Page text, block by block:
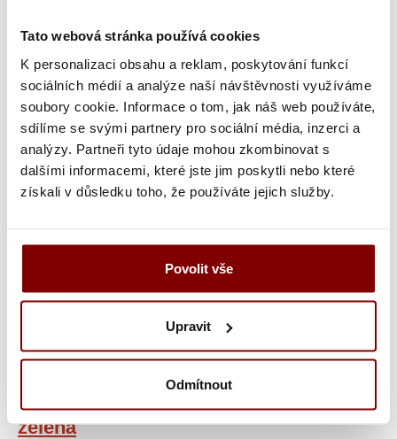
Tato webová stránka používá cookies
K personalizaci obsahu a reklam, poskytování funkcí
sociálních médií a analýze naší návštěvnosti využíváme
soubory cookie. Informace o tom, jak náš web používáte,
sdílíme se svými partnery pro sociální média, inzerci a
analýzy. Partneři tyto údaje mohou zkombinovat s
dalšími informacemi, které jste jim poskytli nebo které
získali v důsledku toho, že používáte jejich služby.
Povolit vše
Upravit
Odmítnout
32,61 €
Vložiť do košíka s
výšivkou
UPOZORNENIE- tovar po vytvorení výšivky nie
je možné vymeniť alebo vrátiť! Doba tvorby
výšivky je 10-15 pracovných dní (v čase pred
Karlowsky Urban-Nature zástera s
trakmi a vreckom pánska dámska
zelená